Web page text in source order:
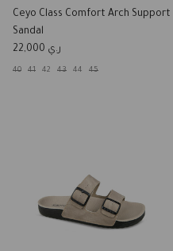
Ceyo Class Comfort Arch Support
Sandal
Regular price
ر.ي 22,000
40 41 42 43 44 45